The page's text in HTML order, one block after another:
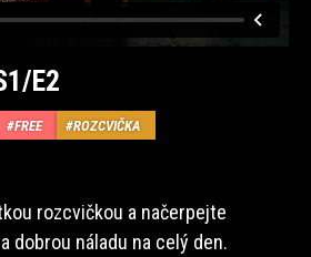
E2
FREE ROZCVIČKA
rozcvičkou a načerpejte
dobrou náladu na celý den.